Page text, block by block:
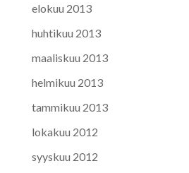
elokuu 2013
huhtikuu 2013
maaliskuu 2013
helmikuu 2013
tammikuu 2013
lokakuu 2012
syyskuu 2012